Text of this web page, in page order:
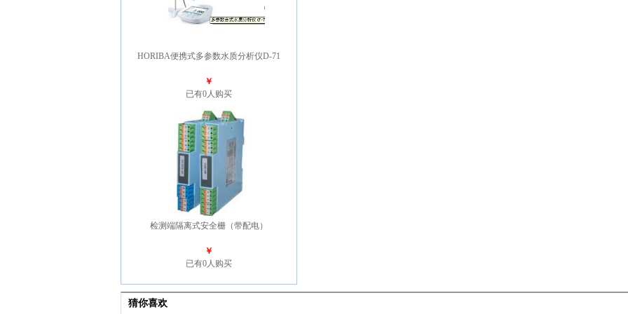
HORIBA便携式多参数水质分析仪D-71
￥
已有0人购买
检测端隔离式安全栅（带配电）
￥
已有0人购买
猜你喜欢